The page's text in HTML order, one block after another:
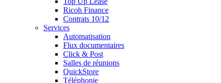
Ricoh Finance
Contrats 10/12
Services
Automatisation
Flux documentaires
Click & Post
Salles de réunions
QuickStore
Téléphonie